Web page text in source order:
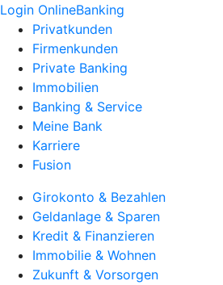
Login OnlineBanking
Privatkunden
Firmenkunden
Private Banking
Immobilien
Banking & Service
Meine Bank
Karriere
Fusion
Girokonto & Bezahlen
Geldanlage & Sparen
Kredit & Finanzieren
Immobilie & Wohnen
Zukunft & Vorsorgen